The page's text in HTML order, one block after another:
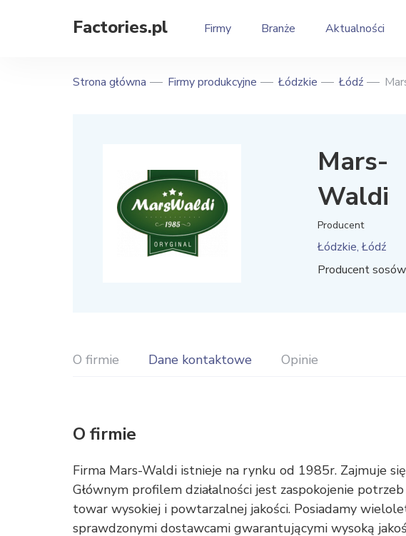
Factories.pl Firmy Branże Aktualności
Strona główna Firmy produkcyjne Łódzkie Łódź
Mars-
Waldi
Producent
Łódzkie, Łódź
Producent sosów
O firmie Dane kontaktowe Opinie
O firmie
Firma Mars-Waldi istnieje na rynku od 1985r. Zajmuje
Głównym profilem działalności jest zaspokojenie
towar wysokiej i powtarzalnej jakości. Posiadamy
sprawdzonymi dostawcami gwarantującymi wysoką